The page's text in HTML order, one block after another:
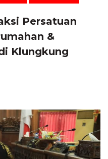
Persatuan
&
Klungkung